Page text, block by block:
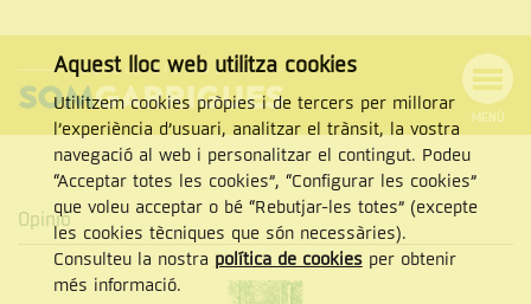
NAVEGACIÓ
MENÚ
Cercar
CERCAR
Opinió
Aquest lloc web utilitza cookies
Utilitzem cookies pròpies i de tercers per millorar
l’experiència d’usuari, analitzar el trànsit, la vostra
navegació al web i personalitzar el contingut. Podeu
“Acceptar totes les cookies”, “Configurar les cookies”
que voleu acceptar o bé “Rebutjar-les totes” (excepte
les cookies tècniques que són necessàries).
Consulteu la nostra política de cookiesper obtenir
més informació.